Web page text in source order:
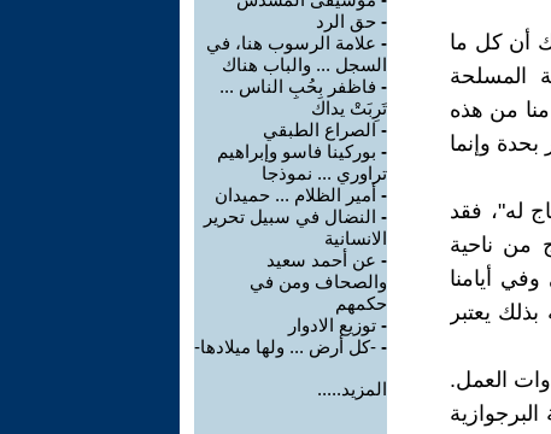
أن كل ما
المسلحة
من هذه
بحدة وإنما
له"، فقد
من ناحية
أيامنا
يعتبر
العمل.
- حق الرد
- علامة الرسوب هنا، في
السجل ... والباب هناك
- فاظفر بِحُبِ الناس ...
تَرِبَتْ يداك
- الصراع الطبقي
- بوركينا فاسو وإبراهيم
تراوري ... نموذجا
- أمير الظلام ... حميدان
- النضال في سبيل تحرير
الانسانية
- عن أحمد سعيد
والصحاف ومن في
حكمهم
- توزيع الادوار
- -كل أرض ... ولها ميلادها-
المزيد.....